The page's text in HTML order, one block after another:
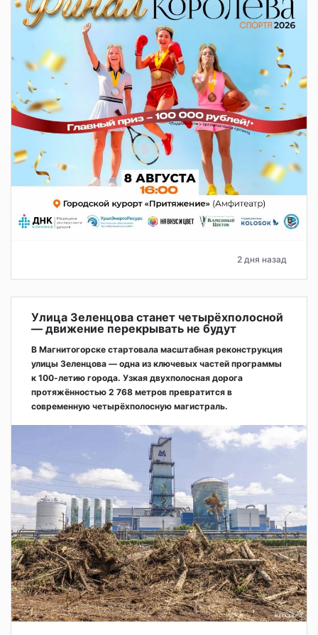
2 дня назад
Улица Зеленцова станет четырёхполосной
— движение перекрывать не будут
В Магнитогорске стартовала масштабная реконструкция
улицы Зеленцова — одна из ключевых частей программы
к 100-летию города. Узкая двухполосная дорога
протяжённостью 2 768 метров превратится в
современную четырёхполосную магистраль.